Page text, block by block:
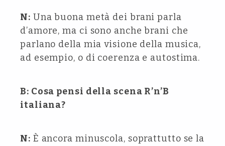
N: Una buona metà dei brani parla
d’amore, ma ci sono anche brani che
parlano della mia visione della musica,
ad esempio, o di coerenza e autostima.
B: Cosa pensi della scena R’n’B
italiana?
N: È ancora minuscola, soprattutto se la